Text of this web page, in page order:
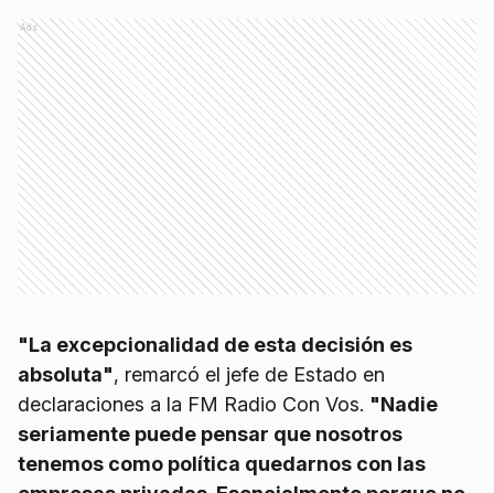
Ads
"La excepcionalidad de esta decisión es
absoluta", remarcó el jefe de Estado en
declaraciones a la FM Radio Con Vos. "Nadie
seriamente puede pensar que nosotros
tenemos como política quedarnos con las